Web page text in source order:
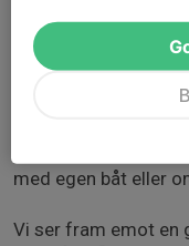
• Boende: Vi bor
Fiskecamp nära
Anmälan och
med egen båt eller
Vi ser fram emot en